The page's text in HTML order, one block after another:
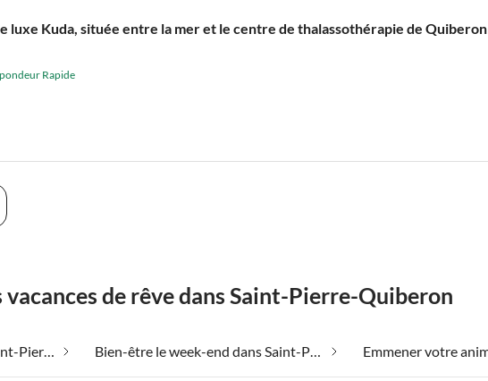
luxe Kuda, située entre la mer et le centre de thalassothérapie de Quiberon
Rapide
vacances de rêve dans Saint-Pierre-Quiberon
Adapté aux familles dans Saint-Pierre-Quiberon Bien-être le week-end dans Saint-Pierre-Quiberon